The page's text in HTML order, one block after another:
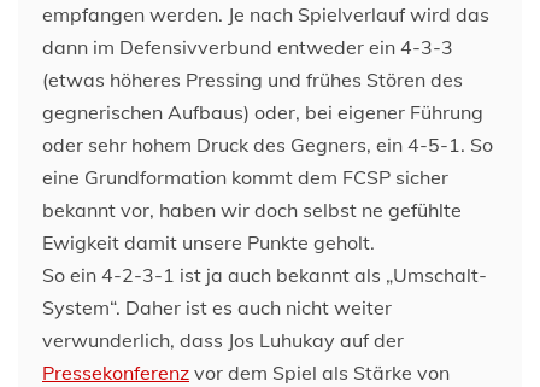
empfangen werden. Je nach Spielverlauf wird das
dann im Defensivverbund entweder ein 4-3-3
(etwas höheres Pressing und frühes Stören des
gegnerischen Aufbaus) oder, bei eigener Führung
oder sehr hohem Druck des Gegners, ein 4-5-1. So
eine Grundformation kommt dem FCSP sicher
bekannt vor, haben wir doch selbst ne gefühlte
Ewigkeit damit unsere Punkte geholt.
So ein 4-2-3-1 ist ja auch bekannt als „Umschalt-
System“. Daher ist es auch nicht weiter
verwunderlich, dass Jos Luhukay auf der
Pressekonferenz vor dem Spiel als Stärke von